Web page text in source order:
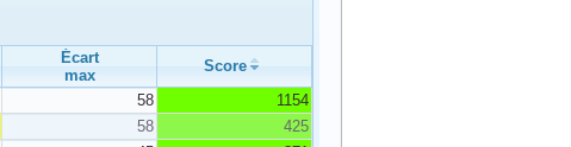
Écart
max
Score
58
1154
58
425